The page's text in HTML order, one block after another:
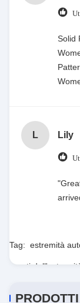
Solid
L Lily
Tag: estremità
parti